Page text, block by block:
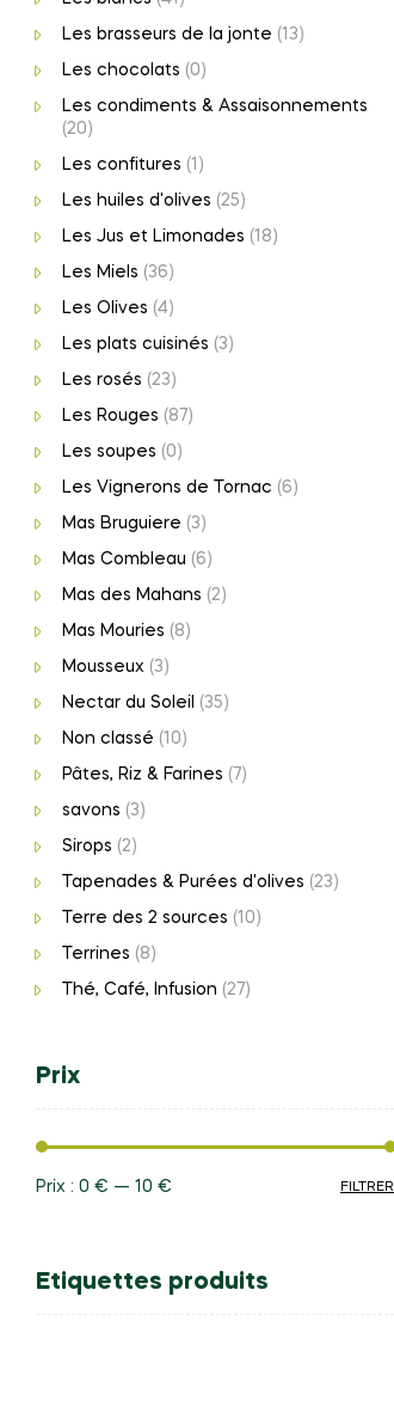
Les brasseurs de la jonte (13)
Les chocolats (0)
Les condiments & Assaisonnements
(20)
Les confitures (1)
Les huiles d'olives (25)
Les Jus et Limonades (18)
Les Miels (36)
Les Olives (4)
Les plats cuisinés (3)
Les rosés (23)
Les Rouges (87)
Les soupes (0)
Les Vignerons de Tornac (6)
Mas Bruguiere (3)
Mas Combleau (6)
Mas des Mahans (2)
Mas Mouries (8)
Mousseux (3)
Nectar du Soleil (35)
Non classé (10)
Pâtes, Riz & Farines (7)
savons (3)
Sirops (2)
Tapenades & Purées d'olives (23)
Terre des 2 sources (10)
Terrines (8)
Thé, Café, Infusion (27)
Prix
FILTRER
Prix : 0 € — 10 €
Etiquettes produits